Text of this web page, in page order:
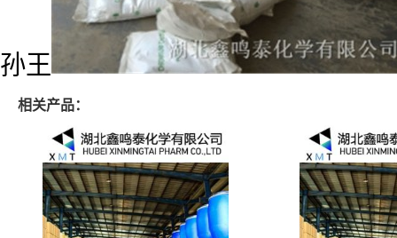
孙王
相关产品：